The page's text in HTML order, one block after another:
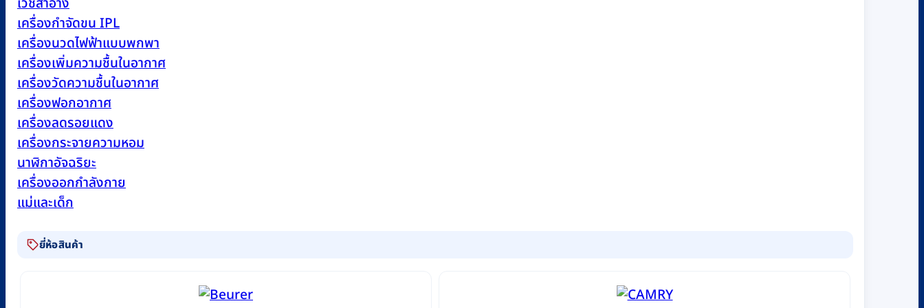
เวชสำอาง
เครื่องกำจัดขน IPL
เครื่องนวดไฟฟ้าแบบพกพา
เครื่องเพิ่มความชื้นในอากาศ
เครื่องวัดความชื้นในอากาศ
เครื่องฟอกอากาศ
เครื่องลดรอยแดง
เครื่องกระจายความหอม
นาฬิกาอัจฉริยะ
เครื่องออกกำลังกาย
แม่และเด็ก
ยี่ห้อสินค้า